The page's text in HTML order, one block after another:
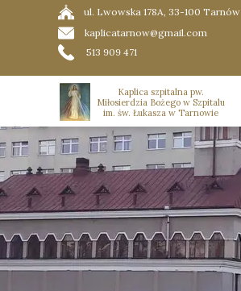
kaplicatarnow@gmail.com
ul. Lwowska 178A, 33-100 Tarnów
513 909 471
Kaplica szpitalna pw.
Miłosierdzia Bożego w Szpitalu
im. św. Łukasza w Tarnowie